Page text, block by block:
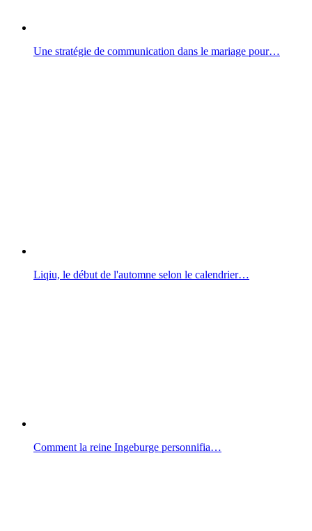
Une stratégie de communication dans le mariage pour…
Liqiu, le début de l'automne selon le calendrier…
Comment la reine Ingeburge personnifia…